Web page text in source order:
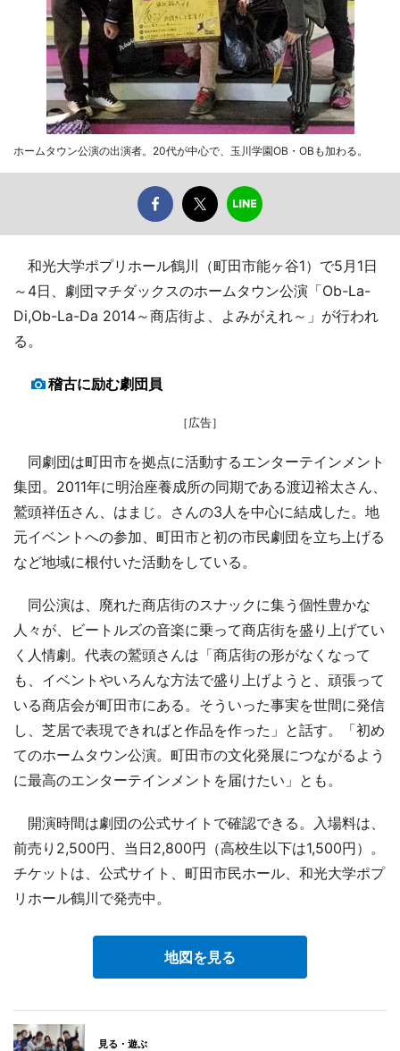
ホームタウン公演の出演者。20代が中心で、玉川学園OB・OBも加わる。
和光大学ポプリホール鶴川（町田市能ヶ谷1）で5月1日
～4日、劇団マチダックスのホームタウン公演「Ob-La-
Di,Ob-La-Da 2014～商店街よ、よみがえれ～」が行われ
る。
稽古に励む劇団員
［広告］
同劇団は町田市を拠点に活動するエンターテインメント
集団。2011年に明治座養成所の同期である渡辺裕太さん、
鷲頭祥伍さん、はまじ。さんの3人を中心に結成した。地
元イベントへの参加、町田市と初の市民劇団を立ち上げる
など地域に根付いた活動をしている。
同公演は、廃れた商店街のスナックに集う個性豊かな
人々が、ビートルズの音楽に乗って商店街を盛り上げてい
く人情劇。代表の鷲頭さんは「商店街の形がなくなって
も、イベントやいろんな方法で盛り上げようと、頑張って
いる商店会が町田市にある。そういった事実を世間に発信
し、芝居で表現できればと作品を作った」と話す。「初め
てのホームタウン公演。町田市の文化発展につながるよう
に最高のエンターテインメントを届けたい」とも。
開演時間は劇団の公式サイトで確認できる。入場料は、
前売り2,500円、当日2,800円（高校生以下は1,500円）。
チケットは、公式サイト、町田市民ホール、和光大学ポプ
リホール鶴川で発売中。
地図を見る
見る・遊ぶ